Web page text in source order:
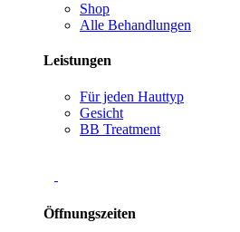
Shop
Alle Behandlungen
Leistungen
Für jeden Hauttyp
Gesicht
BB Treatment
Öffnungszeiten